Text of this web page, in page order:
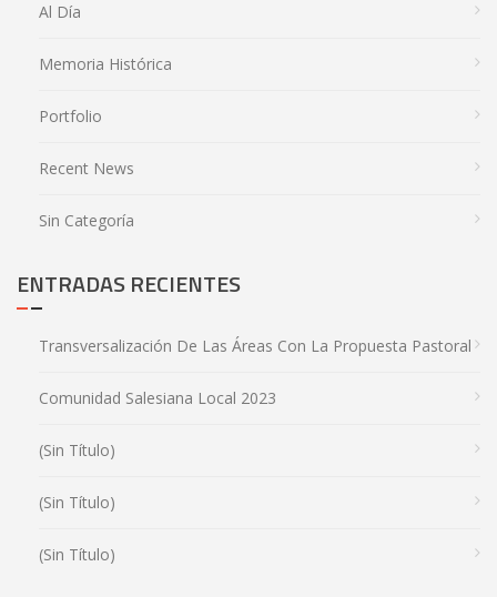
Al Día
Memoria Histórica
Portfolio
Recent News
Sin Categoría
ENTRADAS RECIENTES
Transversalización De Las Áreas Con La Propuesta Pastoral
Comunidad Salesiana Local 2023
(sin Título)
(sin Título)
(sin Título)